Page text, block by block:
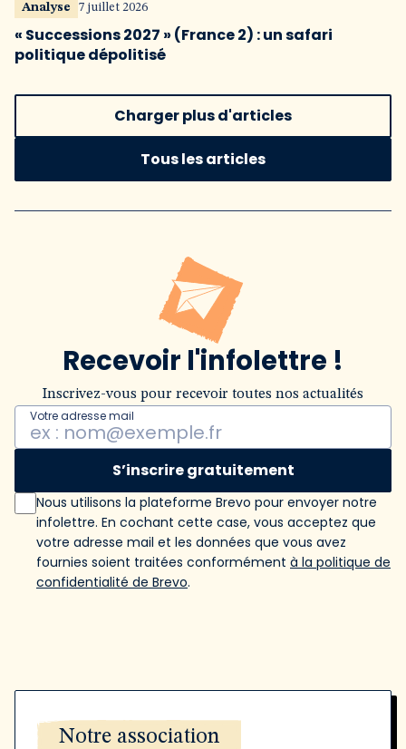
Analyse 7 juillet 2026
« Successions 2027 » (France 2) : un safari
politique dépolitisé
Charger plus d'articles
Tous les articles
Recevoir l'infolettre !
Inscrivez-vous pour recevoir toutes nos actualités
Votre adresse mail
S’inscrire gratuitement
Nous utilisons la plateforme Brevo pour envoyer notre
infolettre. En cochant cette case, vous acceptez que
votre adresse mail et les données que vous avez
fournies soient traitées conformément à la politique de
confidentialité de Brevo.
Notre association